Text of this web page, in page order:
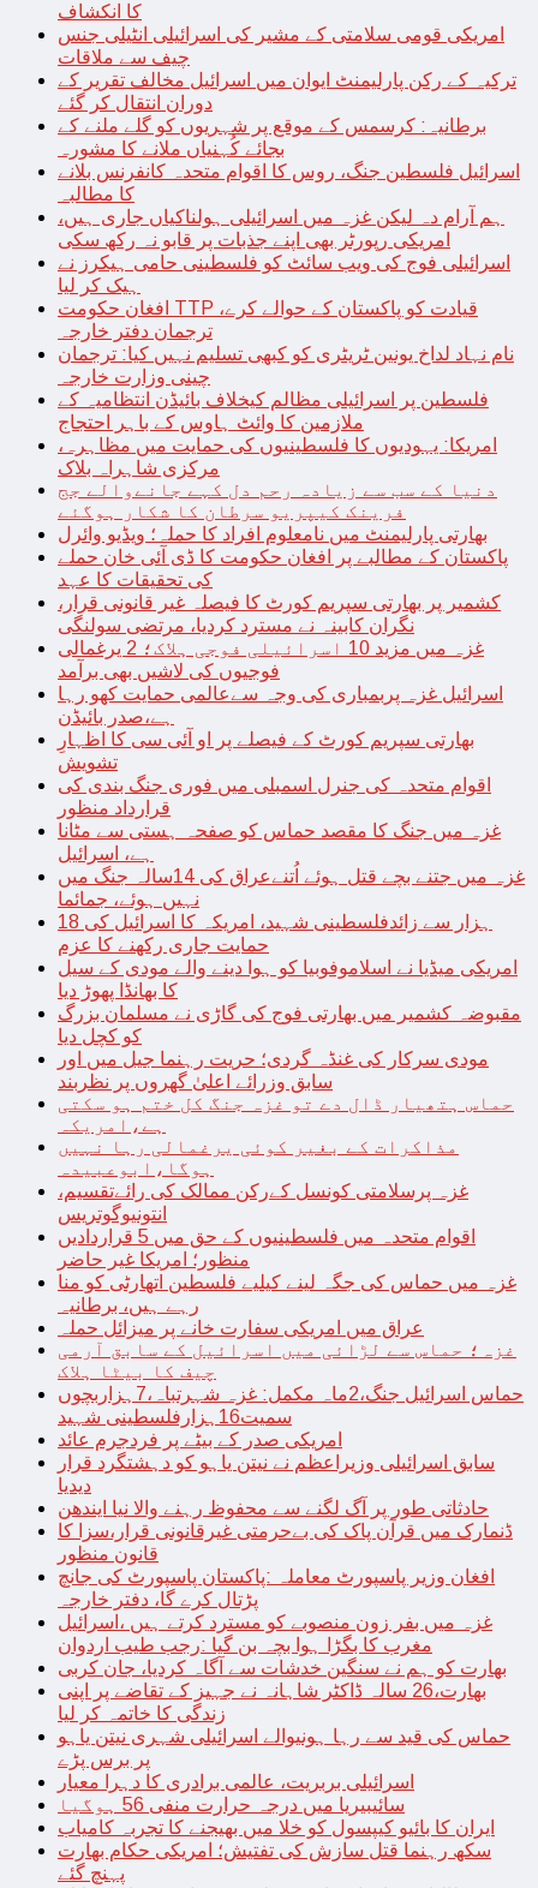
کا انکشاف
امریکی قومی سلامتی کے مشیر کی اسرائیلی انٹیلی جنس
چیف سے ملاقات
ترکیہ کے رکن پارلیمنٹ ایوان میں اسرائیل مخالف تقریر کے
دوران انتقال کر گئے
برطانیہ: کرسمس کے موقع پر شہریوں کو گلے ملنے کے
بجائے کُہنیاں ملانے کا مشورہ
اسرائیل فلسطین جنگ، روس کا اقوام متحدہ کانفرنس بلانے
کا مطالبہ
ہم آرام دہ لیکن غزہ میں اسرائیلی ہولناکیاں جاری ہیں،
امریکی رپورٹر بھی اپنے جذبات پر قابو نہ رکھ سکی
اسرائیلی فوج کی ویب سائٹ کو فلسطینی حامی ہیکرز نے
ہیک کر لیا
افغان حکومت TTP قیادت کو پاکستان کے حوالے کرے،
ترجمان دفتر خارجہ
نام نہاد لداخ یونین ٹریٹری کو کبھی تسلیم نہیں کیا: ترجمان
چینی وزارت خارجہ
فلسطین پر اسرائیلی مظالم کیخلاف بائیڈن انتظامیہ کے
ملازمین کا وائٹ ہاوس کے باہر احتجاج
امریکا: یہودیوں کا فلسطینیوں کی حمایت میں مظاہرہ،
مرکزی شاہراہ بلاک
دنیا کے سب سے زیادہ رحم دل کہے جانےوالے جج
فرینک کیپریو سرطان کا شکار ہوگئے
بھارتی پارلیمنٹ میں نامعلوم افراد کا حملہ؛ ویڈیو وائرل
پاکستان کے مطالبے پر افغان حکومت کا ڈی آئی خان حملے
کی تحقیقات کا عہد
کشمیر پر بھارتی سپریم کورٹ کا فیصلہ غیر قانونی قرار،
نگران کابینہ نے مسترد کردیا، مرتضی سولنگی
غزہ میں مزید 10 اسرائیلی فوجی ہلاک؛ 2 یرغمالی
فوجیوں کی لاشیں بھی برآمد
اسرائیل غزہ پربمباری کی وجہ سےعالمی حمایت کھو رہا
ہے،صدر بائیڈن
بھارتی سپریم کورٹ کے فیصلے پر او آئی سی کا اظہارِ
تشویش
اقوام متحدہ کی جنرل اسمبلی میں فوری جنگ بندی کی
قرارداد منظور
غزہ میں جنگ کا مقصد حماس کو صفحہ ہستی سے مٹانا
ہے، اسرائیل
غزہ میں جتنے بچے قتل ہوئے اُتنےعراق کی 14سالہ جنگ میں
نہیں ہوئے، جمائما
18 ہزار سے زائدفلسطینی شہید، امریکہ کا اسرائیل کی
حمایت جاری رکھنے کا عزم
امریکی میڈیا نے اسلاموفوبیا کو ہوا دینے والے مودی کے سیل
کا بھانڈا پھوڑ دیا
مقبوضہ کشمیر میں بھارتی فوج کی گاڑی نے مسلمان بزرگ
کو کچل دیا
مودی سرکار کی غنڈہ گردی؛ حریت رہنما جیل میں اور
سابق وزرائے اعلیٰ گھروں پر نظربند
حماس ہتھیار ڈال دے تو غزہ جنگ کل ختم ہو سکتی
ہے،امریکہ
مذاکرات کے بغیر کوئی یرغمالی رہا نہیں
ہوگا،ابوعبیدہ
غزہ پرسلامتی کونسل کےرکن ممالک کی رائےتقسیم،
انتونیوگوتریس
اقوام متحدہ میں فلسطینیوں کے حق میں 5 قراردادیں
منظور؛ امریکا غیر حاضر
غزہ میں حماس کی جگہ لینے کیلیے فلسطین اتھارٹی کو منا
رہے ہیں، برطانیہ
عراق میں امریکی سفارت خانے پر میزائل حملہ
غزہ؛ حماس سے لڑائی میں اسرائیل کے سابق آرمی
چیف کا بیٹا ہلاک
حماس اسرائیل جنگ،2ماہ مکمل: غزہ شہرتباہ،7ہزاربچوں
سمیت16ہزارفلسطینی شہید
امریکی صدر کے بیٹے پر فردجرم عائد
سابق اسرائیلی وزیراعظم نے نیتن یاہو کو دہشتگرد قرار
دیدیا
حادثاتی طور پر آگ لگنے سے محفوظ رہنے والا نیا ایندھن
ڈنمارک میں قرآن پاک کی بےحرمتی غیرقانونی قرار،سزا کا
قانون منظور
افغان وزیر پاسپورٹ معاملہ :پاکستان پاسپورٹ کی جانچ
پڑتال کرے گا، دفتر خارجہ
غزہ میں بفر زون منصوبے کو مسترد کرتے ہیں ،اسرائیل
مغرب کا بگڑا ہوا بچہ بن گیا :رجب طیب اردوان
بھارت کو ہم نے سنگین خدشات سے آگاہ کردیا، جان کربی
بھارت،26 سالہ ڈاکٹر شاہانہ نے جہیز کے تقاضے پر اپنی
زندگی کا خاتمہ کر لیا
حماس کی قید سے رہا ہونیوالے اسرائیلی شہری نیتن یاہو
پر برس پڑے
اسرائیلی بربریت، عالمی برادری کا دہرا معیار
سائیبیریا میں درجہ حرارت منفی 56 ہوگیا
ایران کا بائیو کیپسول کو خلا میں بھیجنے کا تجربہ کامیاب
سکھ رہنما قتل سازش کی تفتیش؛ امریکی حکام بھارت
پہنچ گئے